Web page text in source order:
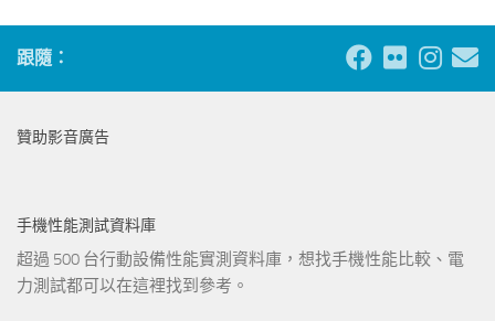
跟隨：
贊助影音廣告
手機性能測試資料庫
超過 500 台行動設備性能實測資料庫，想找手機性能比較、電
力測試都可以在這裡找到參考。